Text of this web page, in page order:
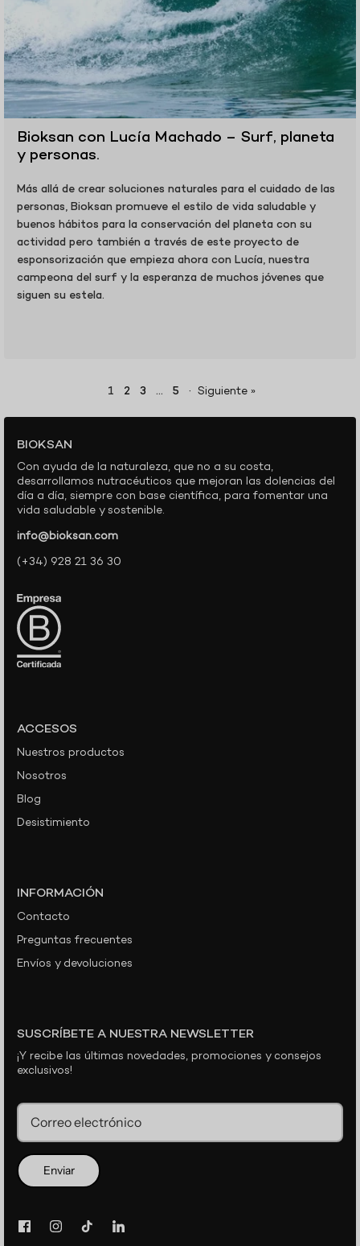
Bioksan con Lucía Machado – Surf, planeta
y personas.
Más allá de crear soluciones naturales para el cuidado de las
personas, Bioksan promueve el estilo de vida saludable y
buenos hábitos para la conservación del planeta con su
actividad pero también a través de este proyecto de
esponsorización que empieza ahora con Lucía, nuestra
campeona del surf y la esperanza de muchos jóvenes que
siguen su estela.
1 2 3 … 5 · Siguiente »
BIOKSAN
Con ayuda de la naturaleza, que no a su costa,
desarrollamos nutracéuticos que mejoran las dolencias del
día a día, siempre con base científica, para fomentar una
vida saludable y sostenible.
info@bioksan.com
(+34) 928 21 36 30
ACCESOS
Nuestros productos
Nosotros
Blog
Desistimiento
INFORMACIÓN
Contacto
Preguntas frecuentes
Envíos y devoluciones
SUSCRÍBETE A NUESTRA NEWSLETTER
¡Y recibe las últimas novedades, promociones y consejos
exclusivos!
Enviar